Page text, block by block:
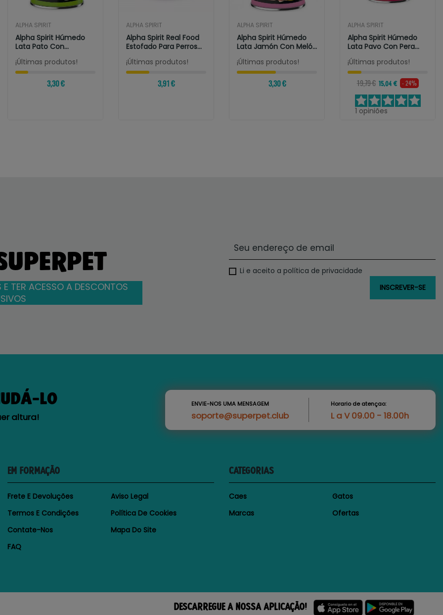
ALPHA SPIRIT
Alpha Spirit Húmedo
Lata Pato Con
Manzana Verde 400 Gr
¡Últimas produtos!
3,30 €
ALPHA SPIRIT
Alpha Spirit Real Food
Estofado Para Perros
De Oreja...
¡Últimas produtos!
3,91 €
ALPHA SPIRIT
Alpha Spirit Húmedo
Lata Jamón Con Melón
400gr
¡Últimas produtos!
3,30 €
ALPHA SPIRIT
Alpha Spirit Húmedo
Lata Pavo Con Pera
400gr
¡Últimas produtos!
19,79 € 15,04 € - 24%
1 opiniões
TER ACESSO A DESCONTOS
Li e aceito a política de privacidade
LO
altura!
ENVIE-NOS UMA MENSAGEM
soporte@superpet.club
Horario de atençao:
L a V 09.00 - 18.00h
EM FORMAÇÃO
Frete E Devoluções
Aviso Legal
Termos E Condições
Política De Cookies
Contate-Nos
Mapa Do Site
FAQ
CATEGORIAS
Caes
Gatos
Marcas
Ofertas
DESCARREGUE A NOSSA APLICAÇÃO!